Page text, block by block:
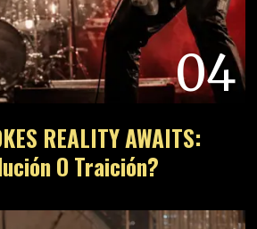
04
REALITY AWAITS:
O Traición?